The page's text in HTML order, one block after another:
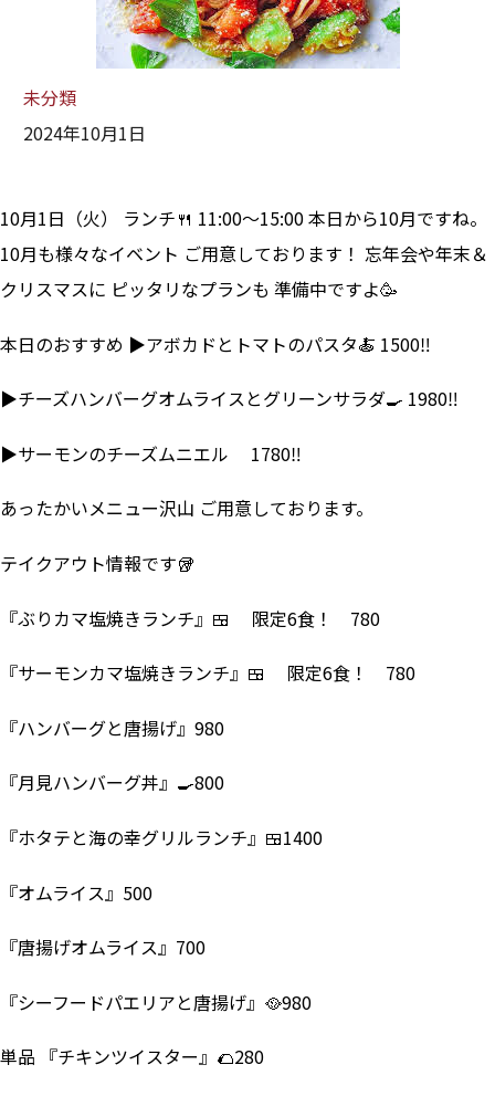
未分類
2024年10月1日
10月1日（火） ランチ🍴 11:00～15:00 本日から10月ですね。
10月も様々なイベント ご用意しております！ 忘年会や年末＆
クリスマスに ピッタリなプランも 準備中ですよ🥳
本日のおすすめ ▶アボカドとトマトのパスタ🍝 1500‼
▶チーズハンバーグオムライスとグリーンサラダ🍳 1980‼
▶サーモンのチーズムニエル 1780‼
あったかいメニュー沢山 ご用意しております。
テイクアウト情報です🥡
『ぶりカマ塩焼きランチ』🍱 限定6食！ 780
『サーモンカマ塩焼きランチ』🍱 限定6食！ 780
『ハンバーグと唐揚げ』980
『月見ハンバーグ丼』🍳800
『ホタテと海の幸グリルランチ』🍱1400
『オムライス』500
『唐揚げオムライス』700
『シーフードパエリアと唐揚げ』🥘980
単品 『チキンツイスター』🌮280